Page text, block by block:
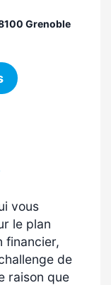
Grenoble
vous
le plan
financier,
de
raison que